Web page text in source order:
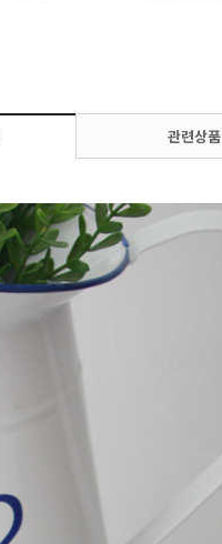
관련상품